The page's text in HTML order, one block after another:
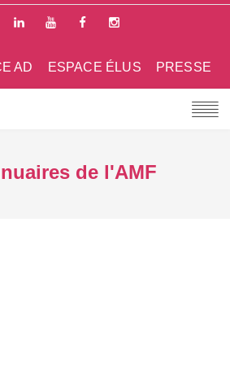
PRESSE
ESPACE ÉLUS
AD
de l'AMF